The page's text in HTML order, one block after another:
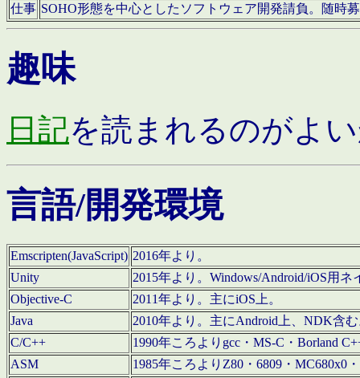
仕事 SOHO形態を中心としたソフトウェア開発請負。随時
趣味
日記を読まれるのがよ
言語/開発環境
Emscripten(JavaScript) 2016年より。
Unity
2015年より。Windows/Android/iOS用
Objective-C
2011年より。主にiOS上。
Java
2010年より。主にAndroid上、NDK含
C/C++
1990年ころよりgcc・MS-C・Borland
ASM
1985年ころよりZ80・6809・MC680x0